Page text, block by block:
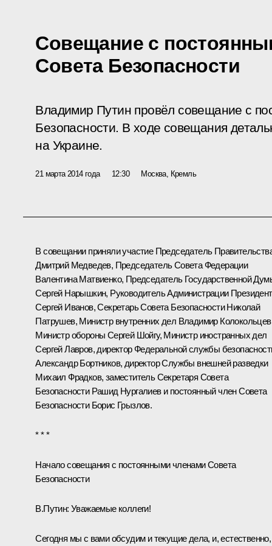
Совещание с
Совета Безопасности
Владимир Путин провёл совещание с
Безопасности. В ходе совещания
на Украине.
21 марта 2014 года 12:30 Москва, Кремль
В совещании приняли участие Председатель
Дмитрий Медведев, Председатель Совета Федерации
Валентина Матвиенко, Председатель Государственной
Сергей Нарышкин, Руководитель Администрации
Сергей Иванов, Секретарь Совета БезопасностиНиколай
Патрушев, Министр внутренних дел Владимир Колокольцев
Министр обороны Сергей Шойгу, Министр иностранных дел
Сергей Лавров, директор Федеральной службы
Александр Бортников, директор Службы внешней разведки
Михаил Фрадков, заместитель Секретаря Совета
Безопасности Рашид Нургалиеви постоянный член Совета
Безопасности Борис Грызлов.
* * *
Начало совещания с постоянными членами Совета
Безопасности
B.Путин: Уважаемые коллеги!
Сегодня мы с вами обсудим и текущие дела, и, естественно,